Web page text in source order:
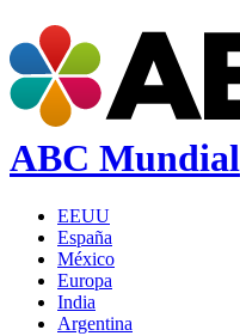
ABC Mundial
EEUU
España
México
Europa
India
Argentina